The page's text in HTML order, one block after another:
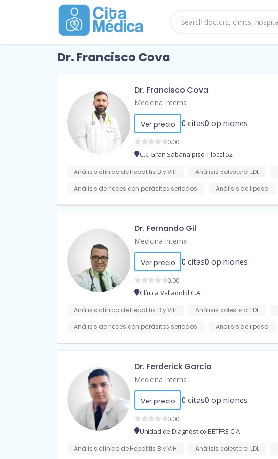
Dr. Francisco Cova
Dr. Francisco Cova
Medicina Interna
Ver precio 0 citas0 opiniones
0.00
C.C Gran Sabana piso 1 local 52
Análisis clínico de Hepatitis B y VIH Análisis colesterol LDL
Análisis de heces con parásitos seriados
Análisis de lipasa
Dr. Fernando Gil
Medicina Interna
Ver precio 0 citas0 opiniones
0.00
Clínica Valladolid C.A.
Análisis clínico de Hepatitis B y VIH Análisis colesterol LDL
Análisis de heces con parásitos seriados
Análisis de lipasa
Dr. Ferderick García
Medicina Interna
Ver precio 0 citas0 opiniones
0.00
Unidad de Diagnóstico BETFRE C.A
Análisis clínico de Hepatitis B y VIH Análisis colesterol LDL